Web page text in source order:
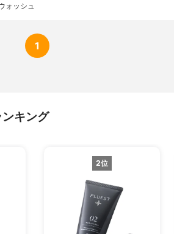
ォッシュ
1
キング
2位